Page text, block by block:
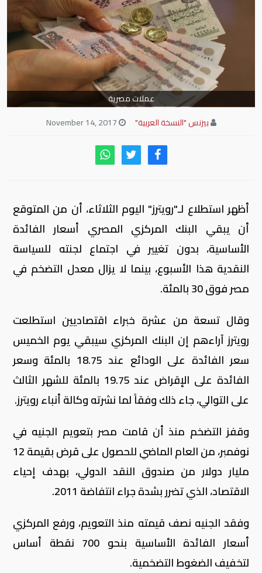
عملات مصرية
بيزنس "النسخة العربية"
أظهر استطلاع لـ"رويترز" اليوم الثلاثاء، أن من المتوقع
أن يبقي البنك المركزي المصري أسعار الفائدة
الأساسية، بدون تغيير في اجتماع لجنته للسياسة
النقدية هذا الأسبوع، بينما لا يزال معدل التضخم في
مصر فوق 30 بالمئة.
وقال تسعة من عشرة خبراء اقتصاديين استطلعت
رويترز آراءهم إن البنك المركزي سيبقي يوم الخميس
سعر الفائدة على الودائع عند 18.75 بالمئة وسعر
الفائدة على الإقراض عند 19.75 بالمئة للشهر الثالث
على التوالي، جاء ذلك وفقاً لما نشرته وكالة أنباء رويترز.
وقفز التضخم منذ أن قامت مصر بتعويم الجنيه في
نوفمبر، من العام الماضي للحصول على قرض بقيمة 12
مليار دولار من صندوق النقد الدولي، بهدف إحياء
الاقتصاد، الذي تضرر بشدة جراء انتفاضة 2011.
وفقد الجنيه نصف قيمته منذ التعويم، ورفع المركزي
أسعار الفائدة الأساسية بنحو 700 نقطة أساس
لتخفيف الضغوط التضخمية.